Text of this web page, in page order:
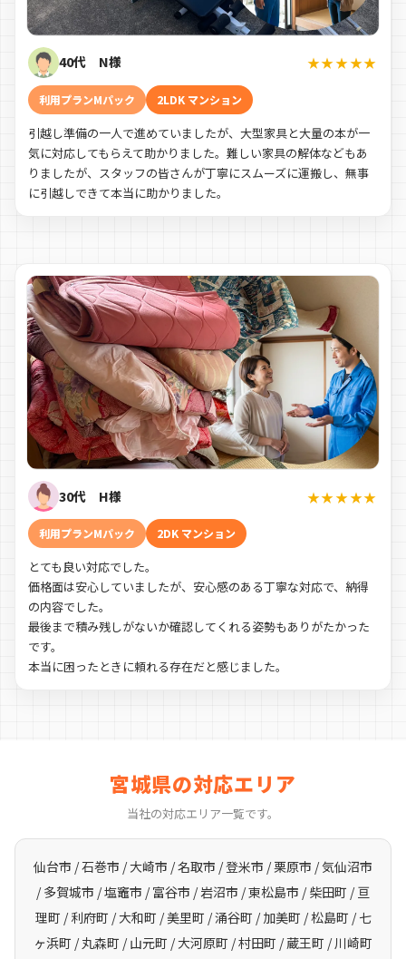
40代 N様 ★★★★★
利用プランMパック 2LDK マンション
引越し準備の一人で進めていましたが、大型家具と大量の本が一
気に対応してもらえて助かりました。難しい家具の解体などもあ
りましたが、スタッフの皆さんが丁寧にスムーズに運搬し、無事
に引越しできて本当に助かりました。
30代 H様 ★★★★★
利用プランMパック 2DK マンション
とても良い対応でした。
価格面は安心していましたが、安心感のある丁寧な対応で、納得
の内容でした。
最後まで積み残しがないか確認してくれる姿勢もありがたかった
です。
本当に困ったときに頼れる存在だと感じました。
宮城県の対応エリア
当社の対応エリア一覧です。
仙台市 / 石巻市 / 大崎市 / 名取市 / 登米市 / 栗原市 / 気仙沼市
/ 多賀城市 / 塩竈市 / 富谷市 / 岩沼市 / 東松島市 / 柴田町 / 亘
理町 / 利府町 / 大和町 / 美里町 / 涌谷町 / 加美町 / 松島町 / 七
ヶ浜町 / 丸森町 / 山元町 / 大河原町 / 村田町 / 蔵王町 / 川崎町